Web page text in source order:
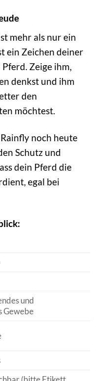
mehr als nur ein
ein Zeichen deiner
Zeige ihm,
denkst und ihm
den
möchtest.
noch heute
Schutz und
dein Pferd die
egal bei
und
Gewebe